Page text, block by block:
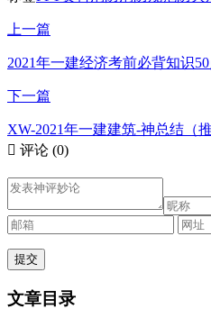
上一篇
2021年一建经济考前必背知识
下一篇
XW-2021年一建建筑-神总结（推
 评论 (0)
文章目录